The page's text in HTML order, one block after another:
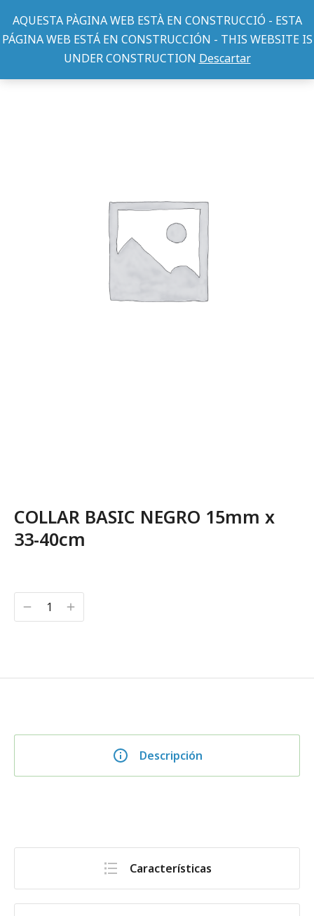
AQUESTA PÀGINA WEB ESTÀ EN CONSTRUCCIÓ - ESTA
PÁGINA WEB ESTÁ EN CONSTRUCCIÓN - THIS WEBSITE IS
UNDER CONSTRUCTION Descartar
COLLAR BASIC NEGRO 15mm x
33-40cm
Descripción
Características